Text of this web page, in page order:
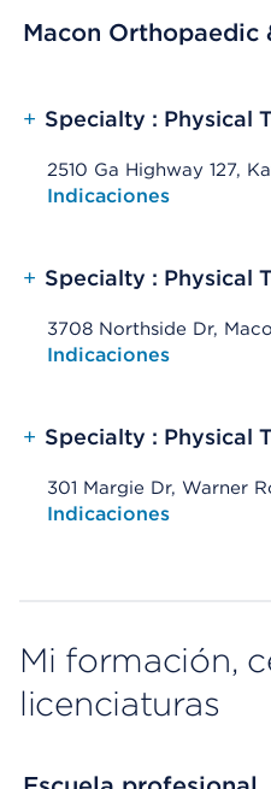
Macon Orthopaedic
+ Specialty : Physical
2510 Ga Highway 127,
Opens native map
Indicaciones
+ Specialty : Physical
3708 Northside Dr,
Opens native map
Indicaciones
+ Specialty : Physical
301 Margie Dr, Warner
Opens native map
Indicaciones
Mi formación,
licenciaturas